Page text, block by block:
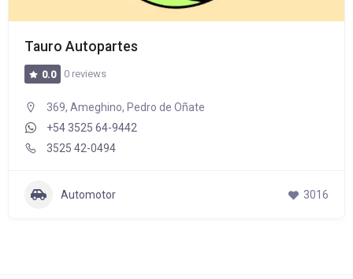
Tauro Autopartes
0.0 0 reviews
369, Ameghino, Pedro de Oñate
+54 3525 64-9442
3525 42-0494
Automotor 3016